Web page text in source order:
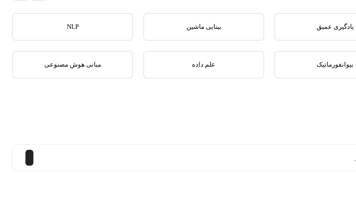
یادگیری عمیق بینایی ماشین NLP
بیوانفورماتیک علم داده مبانی هوش مصنوعی